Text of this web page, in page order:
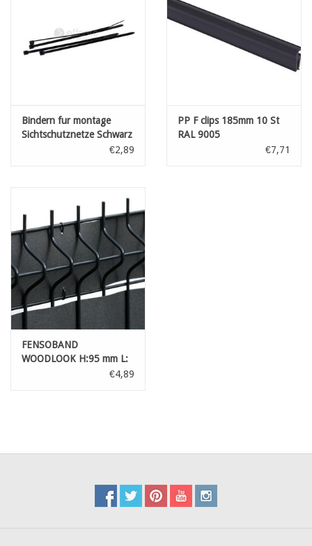
technisches Datenblattt ( Englisch )
Bindern fur montage
Sichtschutznetze Schwarz
€2,89
PP F clips 185mm 10 St
RAL 9005
€7,71
FENSOBAND
WOODLOOK H:95 mm L:
250cm SCHWARZ 9005€4,89